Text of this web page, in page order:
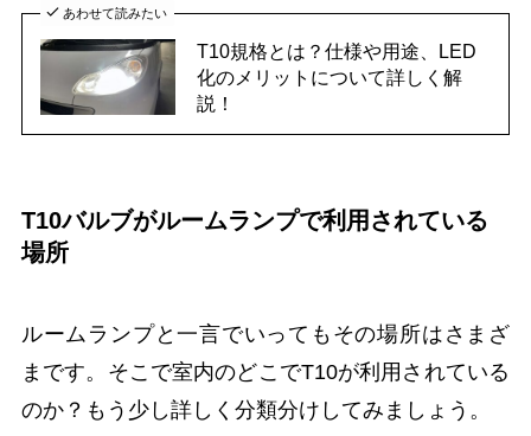
あわせて読みたい
T10規格とは？仕様や用途、LED
化のメリットについて詳しく解
説！
T10バルブがルームランプで利用されている
場所
ルームランプと一言でいってもその場所はさまざ
まです。そこで室内のどこでT10が利用されている
のか？もう少し詳しく分類分けしてみましょう。